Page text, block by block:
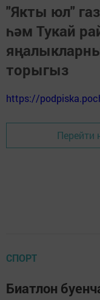
"Якты юл"
һәм Тукай
торыгыз
https://
Перейти
СПОРТ
Биатлон